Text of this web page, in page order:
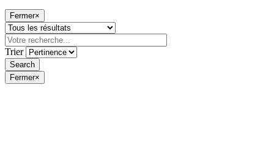
Fermer×
Trier
Fermer×